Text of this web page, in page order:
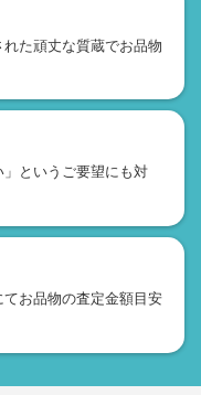
た頑丈な質蔵でお品物
」というご要望にも対
お品物の査定金額目安